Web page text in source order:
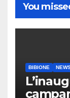
You
BIBIONE